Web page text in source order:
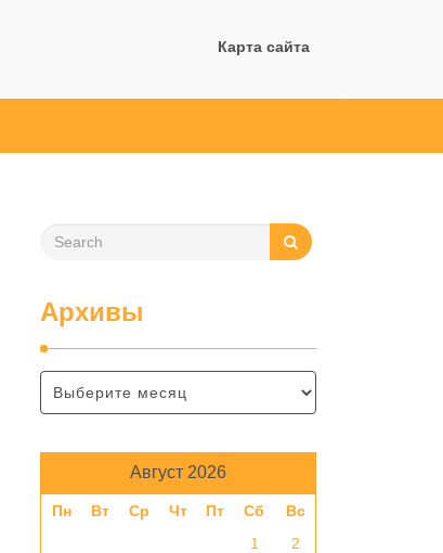
Карта сайта
Архивы
Август 2026
Пн Вт Ср Чт Пт Сб
Вс
1
2